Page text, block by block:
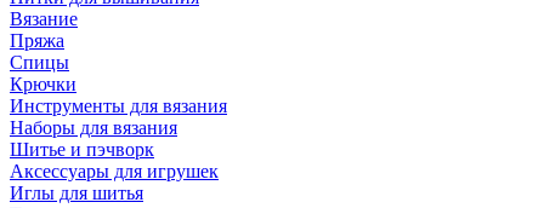
Вязание
Пряжа
Спицы
Крючки
Инструменты для вязания
Наборы для вязания
Шитье и пэчворк
Аксессуары для игрушек
Иглы для шитья